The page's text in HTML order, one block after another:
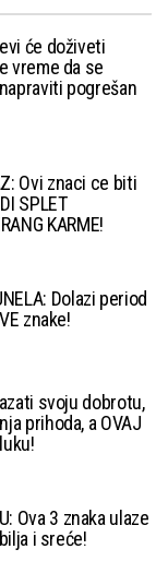
će doživeti
vreme da se
pogrešan
Ovi znaci ce biti
SPLET
KARME!
Dolazi period
znake!
svoju dobrotu,
prihoda, a OVAJ
Ova 3 znaka ulaze
i sreće!